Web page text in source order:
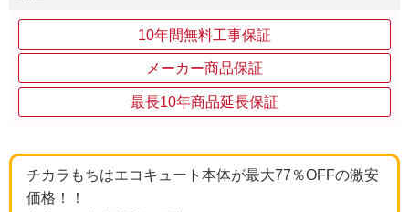
10年間無料工事保証
メーカー商品保証
最長10年商品延長保証
チカラもちはエコキュート本体が最大77％OFFの激安
価格！！